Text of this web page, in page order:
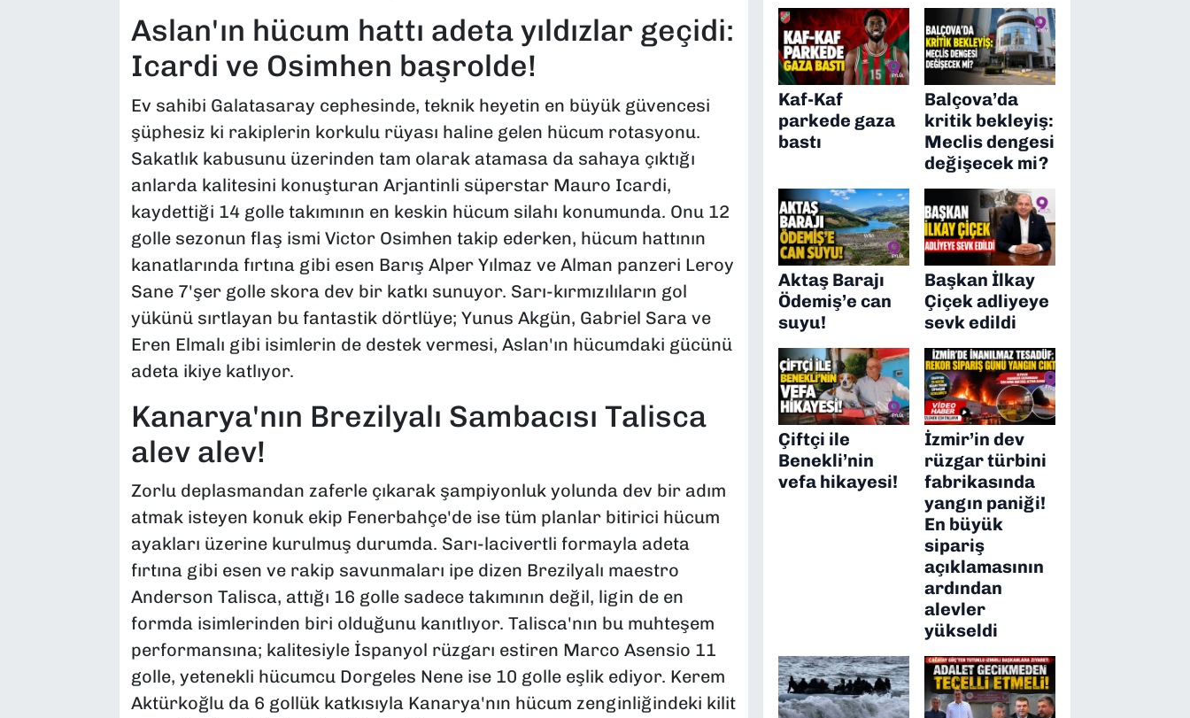
Aslan'ın hücum hattı adeta yıldızlar geçidi:
Icardi ve Osimhen başrolde!
Ev sahibi Galatasaray cephesinde, teknik heyetin en büyük güvencesi
şüphesiz ki rakiplerin korkulu rüyası haline gelen hücum rotasyonu.
Sakatlık kabusunu üzerinden tam olarak atamasa da sahaya çıktığı
anlarda kalitesini konuşturan Arjantinli süperstar Mauro Icardi,
kaydettiği 14 golle takımının en keskin hücum silahı konumunda. Onu 12
golle sezonun flaş ismi Victor Osimhen takip ederken, hücum hattının
kanatlarında fırtına gibi esen Barış Alper Yılmaz ve Alman panzeri Leroy
Sane 7'şer golle skora dev bir katkı sunuyor. Sarı-kırmızılıların gol
yükünü sırtlayan bu fantastik dörtlüye; Yunus Akgün, Gabriel Sara ve
Eren Elmalı gibi isimlerin de destek vermesi, Aslan'ın hücumdaki gücünü
adeta ikiye katlıyor.
Kanarya'nın Brezilyalı Sambacısı Talisca
alev alev!
Zorlu deplasmandan zaferle çıkarak şampiyonluk yolunda dev bir adım
atmak isteyen konuk ekip Fenerbahçe'de ise tüm planlar bitirici hücum
ayakları üzerine kurulmuş durumda. Sarı-lacivertli formayla adeta
fırtına gibi esen ve rakip savunmaları ipe dizen Brezilyalı maestro
Anderson Talisca, attığı 16 golle sadece takımının değil, ligin de en
formda isimlerinden biri olduğunu kanıtlıyor. Talisca'nın bu muhteşem
performansına; kalitesiyle İspanyol rüzgarı estiren Marco Asensio 11
golle, yetenekli hücumcu Dorgeles Nene ise 10 golle eşlik ediyor. Kerem
Aktürkoğlu da 6 gollük katkısıyla Kanarya'nın hücum zenginliğindeki kilit
Kaf-Kaf
parkede gaza
bastı
Balçova’da
kritik bekleyiş:
Meclis dengesi
değişecek mi?
Aktaş Barajı
Ödemiş’e can
suyu!
Başkan İlkay
Çiçek adliyeye
sevk edildi
Çiftçi ile
Benekli’nin
vefa hikayesi!
İzmir’in dev
rüzgar türbini
fabrikasında
yangın paniği!
En büyük
sipariş
açıklamasının
ardından
alevler
yükseldi